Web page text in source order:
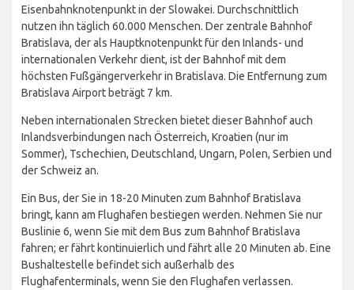
Eisenbahnknotenpunkt in der Slowakei. Durchschnittlich
nutzen ihn täglich 60.000 Menschen. Der zentrale Bahnhof
Bratislava, der als Hauptknotenpunkt für den Inlands- und
internationalen Verkehr dient, ist der Bahnhof mit dem
höchsten Fußgängerverkehr in Bratislava. Die Entfernung zum
Bratislava Airport beträgt 7 km.
Neben internationalen Strecken bietet dieser Bahnhof auch
Inlandsverbindungen nach Österreich, Kroatien (nur im
Sommer), Tschechien, Deutschland, Ungarn, Polen, Serbien und
der Schweiz an.
Ein Bus, der Sie in 18-20 Minuten zum Bahnhof Bratislava
bringt, kann am Flughafen bestiegen werden. Nehmen Sie nur
Buslinie 6, wenn Sie mit dem Bus zum Bahnhof Bratislava
fahren; er fährt kontinuierlich und fährt alle 20 Minuten ab. Eine
Bushaltestelle befindet sich außerhalb des
Flughafenterminals, wenn Sie den Flughafen verlassen.